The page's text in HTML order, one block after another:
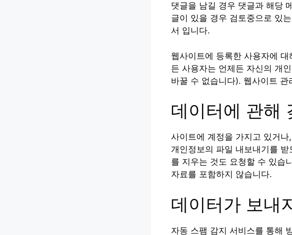
댓글을 남길 경우 댓글과 해당
글이 있을 경우 검토중으로 있
서 입니다.
웹사이트에 등록한 사용자에
든 사용자는 언제든 자신의 개
바꿀 수 없습니다). 웹사이트
데이터에 관해
사이트에 계정을 가지고 있거
개인정보의 파일 내보내기를
를 지우는 것도 요청할 수 있습
자료를 포함하지 않습니다.
데이터가 보내
자동 스팸 감지 서비스를 통해